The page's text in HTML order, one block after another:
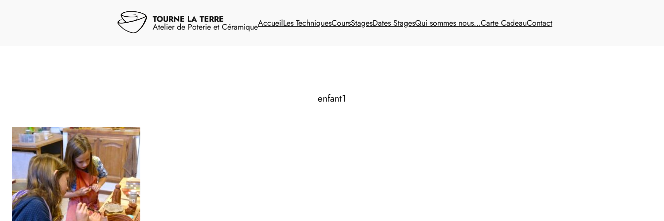
TOURNE LA TERRE
Atelier de Poterie et CéramiqueAccueilLes TechniquesCoursStagesDates StagesQui sommes nous…Carte CadeauContact
enfant1